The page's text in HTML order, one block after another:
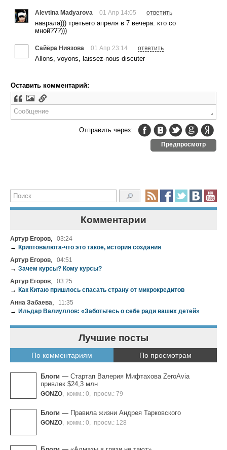
Комментарии
Артур Егоров, 03:24
→
Криптовалюта-что это такое, история создания
Артур Егоров, 04:51
→ Зачем курсы? Кому курсы?
Артур Егоров, 03:25
→
Как Китаю пришлось спасать страну от микрокредитов
Анна Забаева,
11:35
→
Ильдар Валиуллов: «Заботьтесь о себе ради ваших детей»
Лучшие посты
По комментариям По просмотрам
Блоги — Стартап Валерия Мифтахова ZeroAvia
привлек $24,3 млн
GONZO комм.: 0 просм.: 79
Блоги — Правила жизни Андрея Тарковского
GONZO комм.: 0 просм.: 128
Alevtina Madyarova 01 Апр 14:05 ответить
наврала))) третьего апреля в 7 вечера. кто со
мной???)))
Сайёра Ниязова 01 Апр 23:14 ответить
Allons, voyons, laissez-nous discuter
Оставить комментарий:
Отправить через:
Предпросмотр